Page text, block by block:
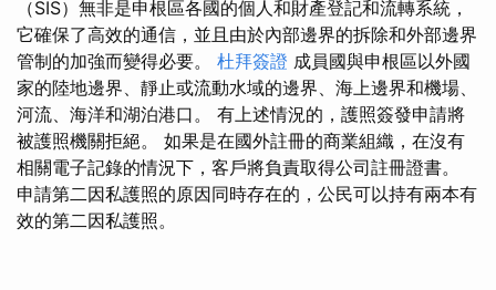
（SIS）無非是申根區各國的個人和財產登記和流轉系統，
它確保了高效的通信，並且由於內部邊界的拆除和外部邊界
管制的加強而變得必要。 杜拜簽證 成員國與申根區以外國
家的陸地邊界、靜止或流動水域的邊界、海上邊界和機場、
河流、海洋和湖泊港口。 有上述情況的，護照簽發申請將
被護照機關拒絕。 如果是在國外註冊的商業組織，在沒有
相關電子記錄的情況下，客戶將負責取得公司註冊證書。
申請第二因私護照的原因同時存在的，公民可以持有兩本有
效的第二因私護照。